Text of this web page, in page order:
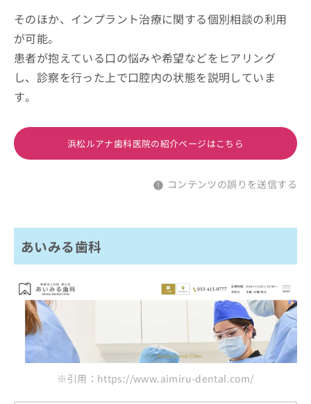
そのほか、インプラント治療に関する個別相談の利用
が可能。
患者が抱えている口の悩みや希望などをヒアリング
し、診察を行った上で口腔内の状態を説明していま
す。
浜松ルアナ歯科医院の紹介ページはこちら
コンテンツの誤りを送信する
あいみる歯科
※引用：https://www.aimiru-dental.com/